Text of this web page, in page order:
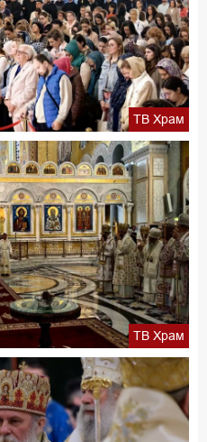
ТВ Храм
ТВ Храм